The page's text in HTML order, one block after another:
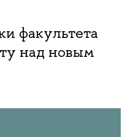
факультета
над новым